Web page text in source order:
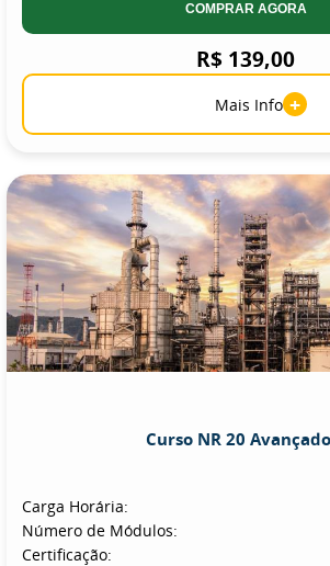
COMPRAR AGORA
R$ 139,00
Mais Info +
Curso NR 20
Carga Horária:
Número de Módulos:
Certificação: